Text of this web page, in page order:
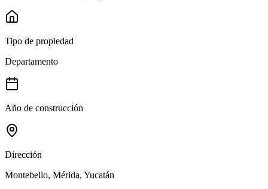
Tipo de propiedad
Departamento
Año de construcción
Dirección
Montebello, Mérida, Yucatán